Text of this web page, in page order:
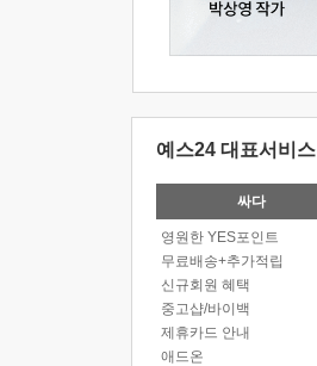
예스24 대표서비스
싸다
영원한 YES포인트
무료배송+추가적립
신규회원 혜택
중고샵/바이백
제휴카드 안내
애드온